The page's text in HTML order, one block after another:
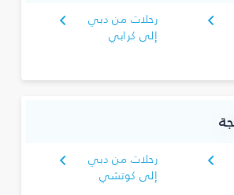
رحلات من دبي
إلى كرابي
رحلات من دبي
إلى كوتشي